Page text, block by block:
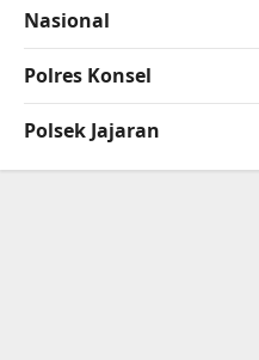
Nasional
Polres Konsel
Polsek Jajaran